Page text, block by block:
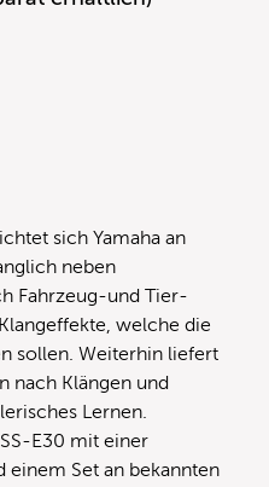
sich Yamaha an
neben
Fahrzeug-und Tier-
welche die
sollen. Weiterhin liefert
nach Klängen und
Lernen.
E30 mit einer
einem Set an bekannten